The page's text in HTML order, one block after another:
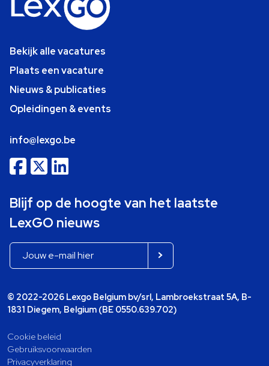
Bekijk alle vacatures
Plaats een vacature
Nieuws & publicaties
Opleidingen & events
info@lexgo.be
Blijf op de hoogte van het laatste
LexGO nieuws
© 2022-2026 Lexgo Belgium bv/srl, Lambroekstraat 5A, B-
1831 Diegem, Belgium (BE 0550.639.702)
Cookie beleid
Gebruiksvoorwaarden
Privacyverklaring